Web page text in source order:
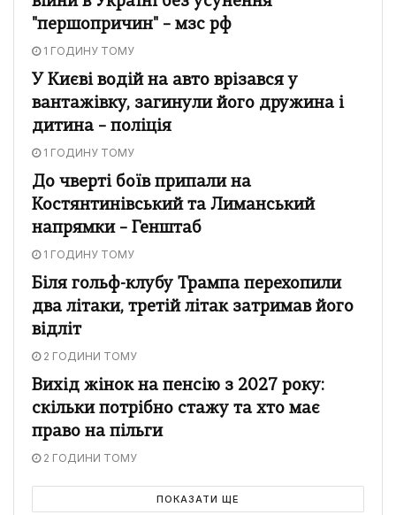
"першопричин" – мзс рф
1 ГОДИНУ ТОМУ
У Києві водій на авто врізався у
вантажівку, загинули його дружина і
дитина – поліція
1 ГОДИНУ ТОМУ
До чверті боїв припали на
Костянтинівський та Лиманський
напрямки – Генштаб
1 ГОДИНУ ТОМУ
Біля гольф-клубу Трампа перехопили
два літаки, третій літак затримав його
відліт
2 ГОДИНИ ТОМУ
Вихід жінок на пенсію з 2027 року:
скільки потрібно стажу та хто має
право на пільги
2 ГОДИНИ ТОМУ
ПОКАЗАТИ ЩЕ